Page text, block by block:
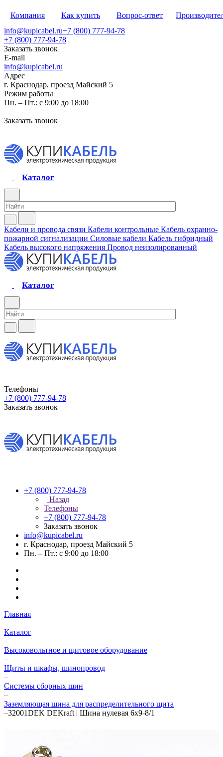
Компания Как купить Вопрос-ответ
info@kupicabel.ru+7 (800) 777-94-78
+7 (800) 777-94-78
Заказать звонок
E-mail
info@kupicabel.ru
Адрес
г. Краснодар, проезд Майский 5
Режим работы
Пн. – Пт.: с 9:00 до 18:00
Заказать звонок
Каталог
Кабели и провода связи Кабели контрольные Кабель охранно-
пожарной сигнализации Силовые кабели Кабель гибридный
Кабель высокого напряжения Провод неизолированный
Каталог
Телефоны
+7 (800) 777-94-78
Заказать звонок
+7 (800) 777-94-78
Назад
Телефоны
+7 (800) 777-94-78
Заказать звонок
info@kupicabel.ru
г. Краснодар, проезд Майский 5
Пн. – Пт.: с 9:00 до 18:00
Главная
–
Каталог
–
Высоковольтное и щитовое оборудование
–
Щиты и шкафы, шинопровод
–
Системы сборных шин
–
Заземляющая шина для распределительного щита
–32001DEK DEKraft | Шина нулевая 6х9-8/1